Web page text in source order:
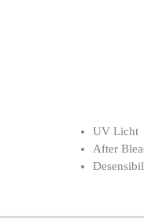
UV Licht
After